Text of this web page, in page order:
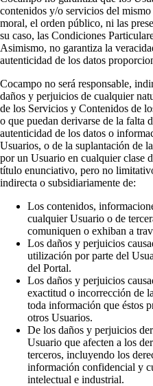
contenidos y/o servicios del
moral, el orden público, ni las
su caso, las Condiciones
Asimismo, no garantiza la
autenticidad de los datos
Cocampo no será responsable,
daños y perjuicios de cualquier
de los Servicios y Contenidos de
o que puedan derivarse de la falta
autenticidad de los datos o
Usuarios, o de la suplantación de
por un Usuario en cualquier clase
título enunciativo, pero no
indirecta o subsidiariamente de:
Los contenidos,
cualquier Usuario o de
comuniquen o exhiban a
Los daños y perjuicios
utilización por parte del
del Portal.
Los daños y perjuicios
exactitud o incorrección de
toda información que éstos
otros Usuarios.
De los daños y perjuicios
Usuario que afecten a los
terceros, incluyendo los
información confidencial y
intelectual e industrial.